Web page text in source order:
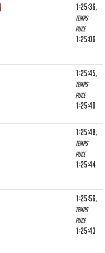
1:25:36,
Temps
puce
1:25:06
1:25:45,
Temps
puce
1:25:40
1:25:48,
Temps
puce
1:25:44
1:25:56,
Temps
puce
1:25:43